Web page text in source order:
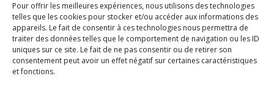
Pour offrir les meilleures expériences, nous utilisons des technologies
telles que les cookies pour stocker et/ou accéder aux informations des
appareils. Le fait de consentir à ces technologies nous permettra de
traiter des données telles que le comportement de navigation ou les ID
uniques sur ce site. Le fait de ne pas consentir ou de retirer son
consentement peut avoir un effet négatif sur certaines caractéristiques
et fonctions.